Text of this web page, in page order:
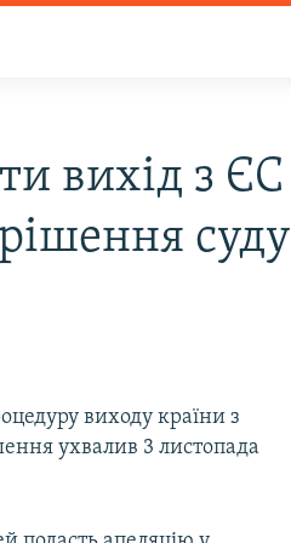
вихід з ЄС
суду
виходу країни з
ухвалив 3 листопада